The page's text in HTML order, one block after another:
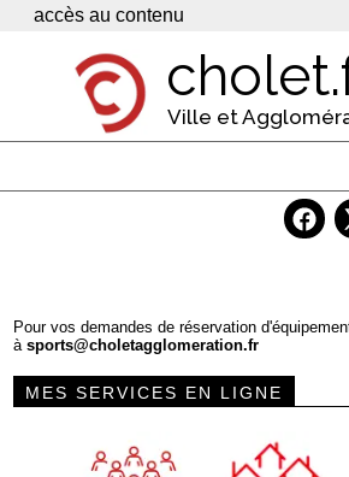
Panneau de gestion des cookies
accès au contenu
Ville et
Contacts
Pour vos demandes de réservation
àsports@choletagglomeration.fr
MES SERVICES EN LIGNE